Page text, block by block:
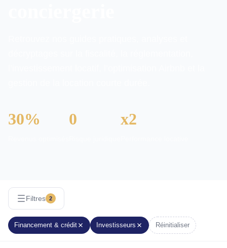
30% 0 x2
Filtres 2
Financement & crédit Investisseurs Réinitialiser